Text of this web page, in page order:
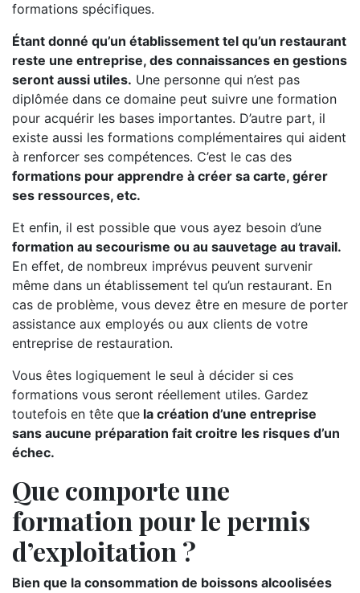
formations spécifiques.
Étant donné qu’un établissement tel qu’un restaurant
reste une entreprise, des connaissances en gestions
seront aussi utiles. Une personne qui n’est pas
diplômée dans ce domaine peut suivre une formation
pour acquérir les bases importantes. D’autre part, il
existe aussi les formations complémentaires qui aident
à renforcer ses compétences. C’est le cas des
formations pour apprendre à créer sa carte, gérer
ses ressources, etc.
Et enfin, il est possible que vous ayez besoin d’une
formation au secourisme ou au sauvetage au travail.
En effet, de nombreux imprévus peuvent survenir
même dans un établissement tel qu’un restaurant. En
cas de problème, vous devez être en mesure de porter
assistance aux employés ou aux clients de votre
entreprise de restauration.
Vous êtes logiquement le seul à décider si ces
formations vous seront réellement utiles. Gardez
toutefois en tête que la création d’une entreprise
sans aucune préparation fait croitre les risques d’un
échec.
Que comporte une
formation pour le permis
d’exploitation ?
Bien que la consommation de boissons alcoolisées